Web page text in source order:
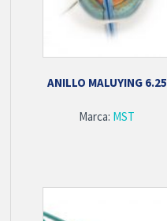
ANILLO MALUYING 6.25
Marca: MST